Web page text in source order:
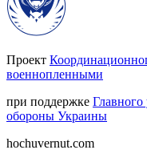
Проект
военнопленными
при поддержке Главного
обороны Украины
hochuvernut.com